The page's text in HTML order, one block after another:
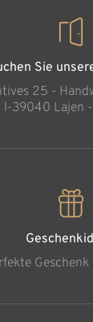
Sie
25 -
l-39040 Lajen